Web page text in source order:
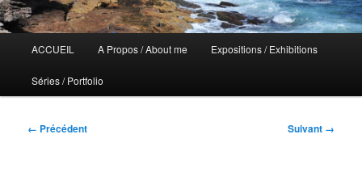
principal
ACCUEIL A Propos / About me Expositions / Exhibitions
Séries / Portfolio
Navigation
← Précédent Suivant →